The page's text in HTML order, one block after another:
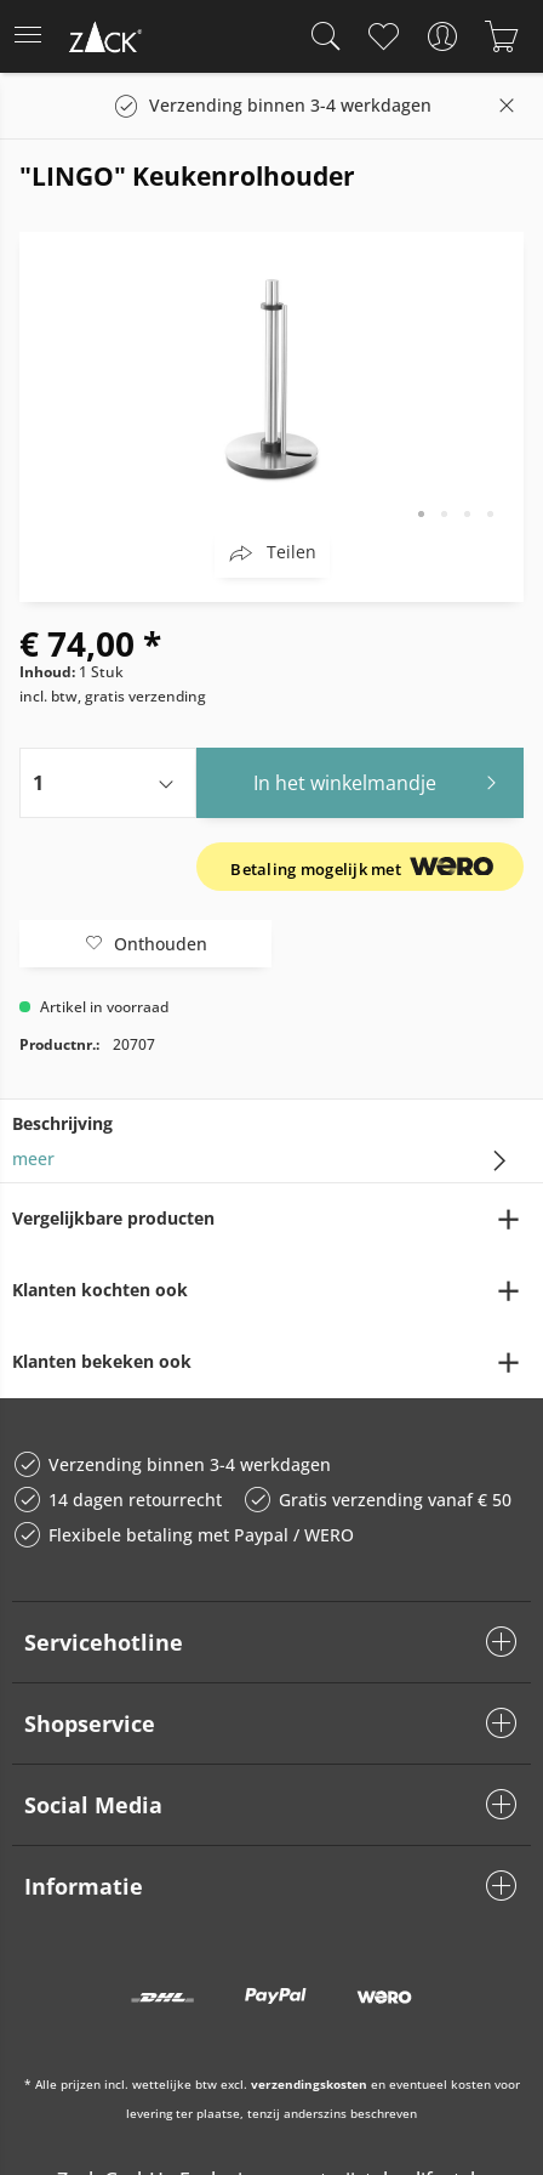
Verzending binnen 3-4 werkdagen
"LINGO" Keukenrolhouder
Teilen
€ 74,00 *
Inhoud: 1 Stuk
incl. btw, gratis verzending
In het winkelmandje
Betaling mogelijk met
Onthouden
Artikel in voorraad
Productnr.:
20707
Beschrijving
meer
Vergelijkbare producten
Klanten kochten ook
Klanten bekeken ook
Verzending binnen 3-4 werkdagen
14 dagen retourrecht
Gratis verzending vanaf € 50
Flexibele betaling met Paypal / WERO
Servicehotline
Shopservice
Social Media
Informatie
* Alle prijzen incl. wettelijke btw excl. verzendingskosten en eventueel kosten voor
levering ter plaatse, tenzij anderszins beschreven